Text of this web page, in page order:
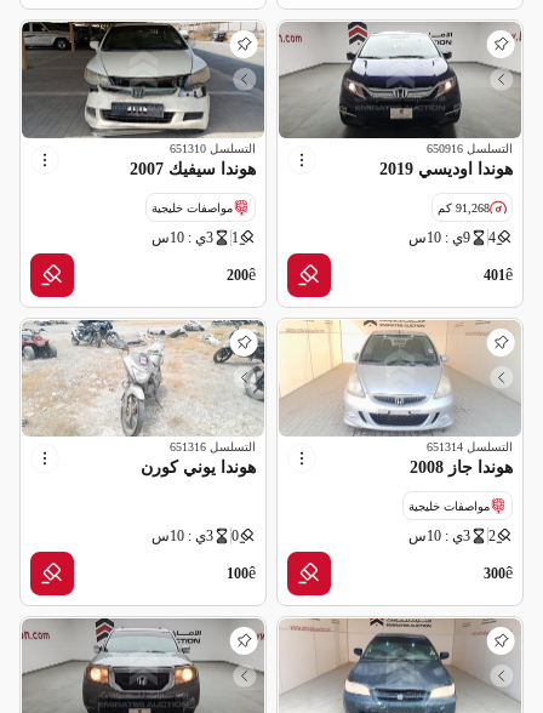
التسلسل 650916
هوندا اوديسي 2019
91,268 كم
4 9ي : 10س
ê
401
التسلسل 651310
هوندا سيفيك 2007
مواصفات خليجية
1 3ي : 10س
ê
200
التسلسل 651314
هوندا جاز 2008
مواصفات خليجية
2 3ي : 10س
ê
300
التسلسل 651316
هوندا يوني كورن
0 3ي : 10س
ê
100